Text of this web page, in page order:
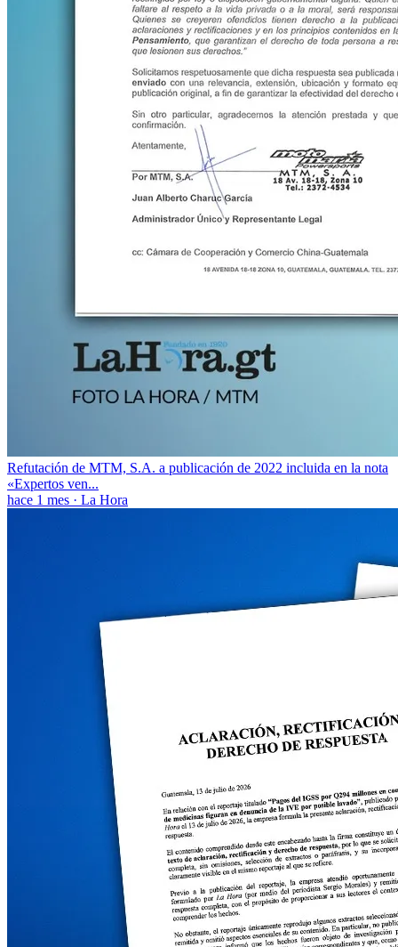
Refutación de MTM, S.A. a publicación de 2022 incluida en la nota
«Expertos ven...
hace 1 mes · La Hora